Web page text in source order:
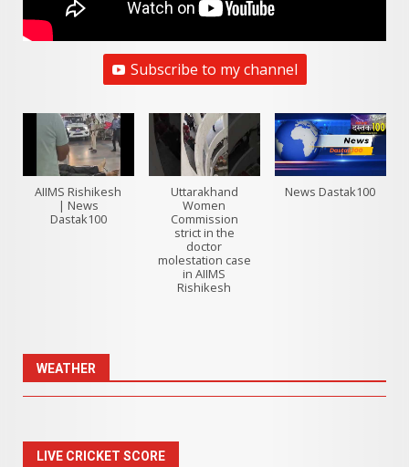
Subscribe to my channel
AIIMS Rishikesh
| News
Dastak100
Uttarakhand
Women
Commission
strict in the
doctor
molestation case
in AIIMS
Rishikesh
News Dastak100
WEATHER
LIVE CRICKET SCORE